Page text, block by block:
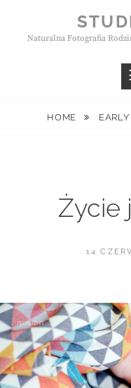
contentNaturalna Fotografia
HOME
Życie
POSTED
14